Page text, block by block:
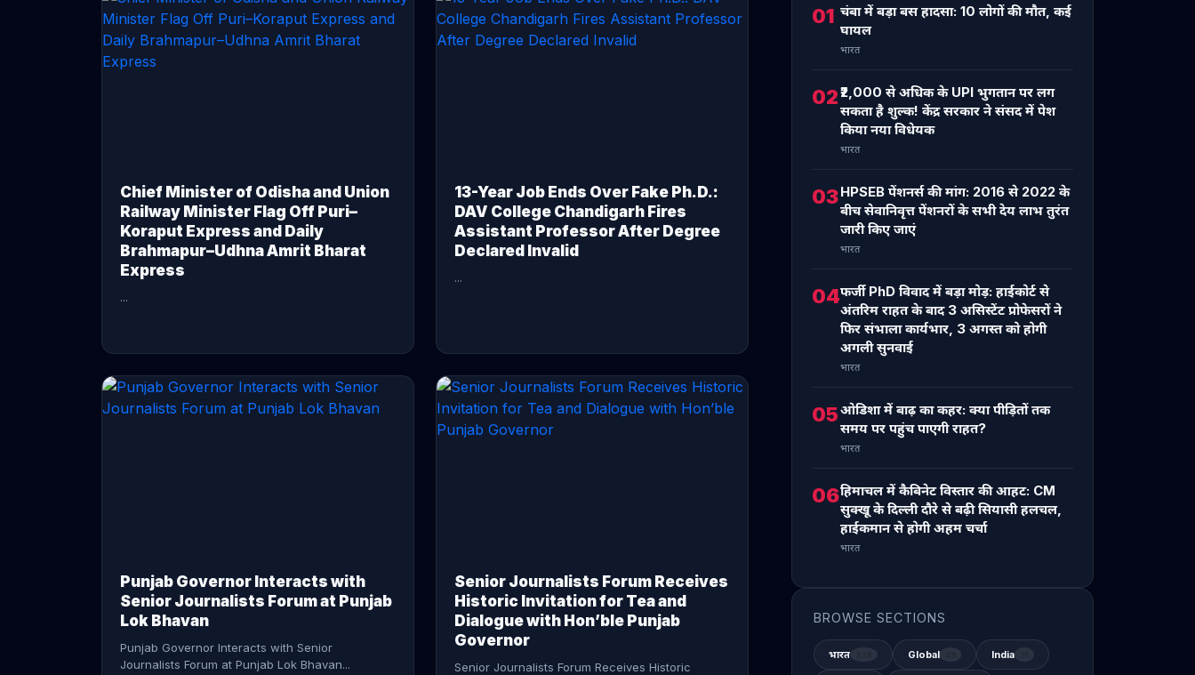
Chief Minister of Odisha and Union
Railway Minister Flag Off Puri–
Koraput Express and Daily
Brahmapur–Udhna Amrit Bharat
Express
...
13-Year Job Ends Over Fake Ph.D.:
DAV College Chandigarh Fires
Assistant Professor After Degree
Declared Invalid
...
Punjab Governor Interacts with
Senior Journalists Forum at Punjab
Lok Bhavan
Punjab Governor Interacts with Senior
Journalists Forum at Punjab Lok Bhavan...
Senior Journalists Forum Receives
Historic Invitation for Tea and
Dialogue with Hon’ble Punjab
Governor
Senior Journalists Forum Receives Historic
01 चंबा में बड़ा बस हादसा: 10 लोगों की मौत, कई
घायल
भारत
02₹2,000 से अधिक के UPI भुगतान पर लग
सकता है शुल्क! केंद्र सरकार ने संसद में पेश
किया नया विधेयक
भारत
03HPSEB पेंशनर्स की मांग: 2016 से 2022 के
बीच सेवानिवृत्त पेंशनरों के सभी देय लाभ तुरंत
जारी किए जाएं
भारत
04फर्जी PhD विवाद में बड़ा मोड़: हाईकोर्ट से
अंतरिम राहत के बाद 3 असिस्टेंट प्रोफेसरों ने
फिर संभाला कार्यभार, 3 अगस्त को होगी
अगली सुनवाई
भारत
05ओडिशा में बाढ़ का कहर: क्या पीड़ितों तक
समय पर पहुंच पाएगी राहत?
भारत
06हिमाचल में कैबिनेट विस्तार की आहट: CM
सुक्खू के दिल्ली दौरे से बढ़ी सियासी हलचल,
हाईकमान से होगी अहम चर्चा
भारत
BROWSE SECTIONS
भारत Global India